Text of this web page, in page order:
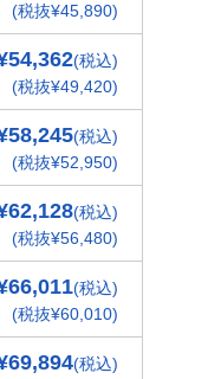
(税抜¥45,890)
(税込)
(税抜¥49,420)
(税込)
(税抜¥52,950)
(税込)
(税抜¥56,480)
(税込)
(税抜¥60,010)
(税込)